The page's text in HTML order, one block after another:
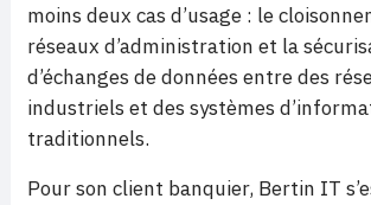
moins deux cas d’usage : le
réseaux d’administration et la
d’échanges de données entre des
industriels et des systèmes
traditionnels.
Pour son client banquier, Bertin IT